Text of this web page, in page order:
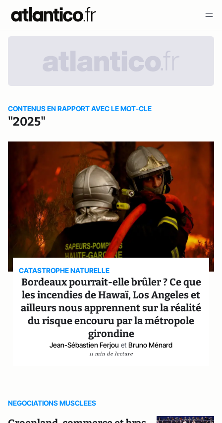
CONTENUS EN RAPPORT AVEC LE MOT-CLE
"2025"
CATASTROPHE NATURELLE
Bordeaux pourrait-elle brûler ? Ce que
les incendies de Hawaï, Los Angeles et
ailleurs nous apprennent sur la réalité
du risque encouru par la métropole
girondine
Jean-Sébastien Ferjou et Bruno Ménard
11 min de lecture
NEGOCIATIONS MUSCLEES